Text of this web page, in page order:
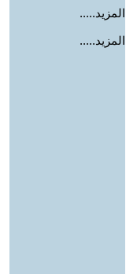
المزيد.....
المزيد.....